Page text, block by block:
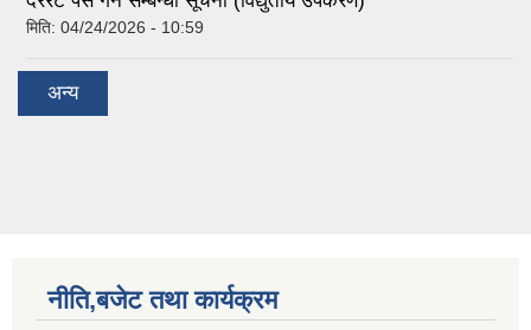
मिति: 04/24/2026 - 10:59
अन्य
नीति,बजेट तथा कार्यक्रम